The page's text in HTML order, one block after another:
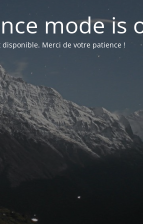
mode is
disponible. Merci de votre patience !